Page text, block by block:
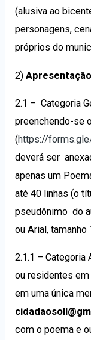
(alusiva ao
personagens,
próprios do
2)
2.1 – Categoria
preenchendo-se
(https://
deverá ser
apenas um
até 40 linhas (o
pseudônimo do
ou Arial, tamanho
2.1.1 – Categoria
ou residentes
em uma única
com o poema e